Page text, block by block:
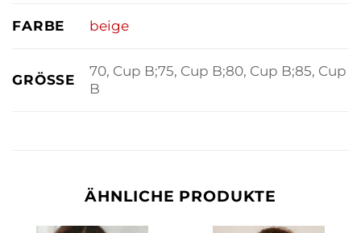
FARBE beige
GRÖSSE
70, Cup B;75, Cup B;80, Cup B;85, Cup
B
ÄHNLICHE PRODUKTE